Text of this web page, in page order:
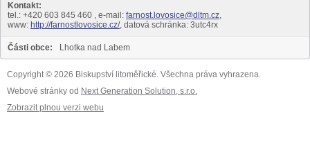
Kontakt:
tel.: +420 603 845 460 , e-mail: farnost.lovosice@dltm.cz,
www: http://farnostlovosice.cz/, datová schránka: 3utc4rx
Části obce: Lhotka nad Labem
Copyright © 2026 Biskupství litoměřické. Všechna práva vyhrazena.
Webové stránky od Next Generation Solution, s.r.o.
Zobrazit plnou verzi webu